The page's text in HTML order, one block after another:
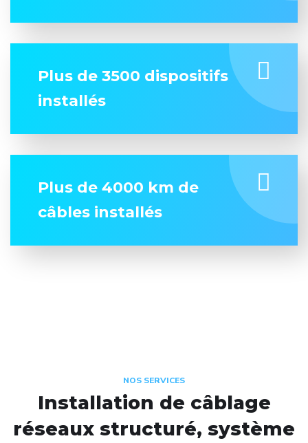
Plus de 3500 dispositifs
installés
Plus de 4000 km de
câbles installés
NOS SERVICES
Installation de câblage
réseaux structuré, système